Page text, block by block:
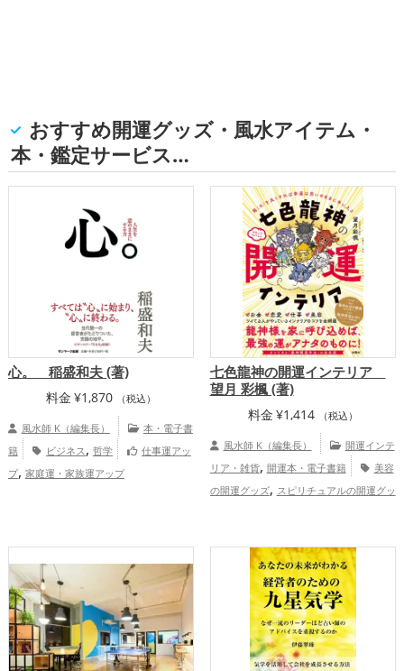
おすすめ開運グッズ・風水アイテム・
本・鑑定サービス…
心。 稲盛和夫 (著)
料金 ¥1,870 （税込）
風水師 K（編集長）
本・電子書
籍
ビジネス, 哲学
仕事運アッ
プ, 家庭運・家族運アップ
七色龍神の開運インテリア
望月 彩楓 (著)
料金 ¥1,414 （税込）
風水師 K（編集長）
開運インテ
リア・雑貨, 開運本・電子書籍
美容
の開運グッズ, スピリチュアルの開運グッ
健康運アップ,家庭運・家族運ア
総合運・全体運アップ